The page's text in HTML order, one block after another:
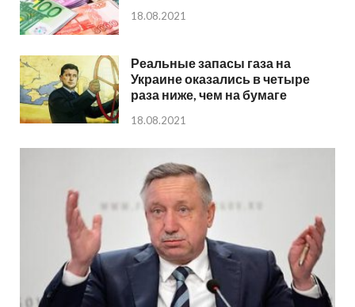
18.08.2021
Реальные запасы газа на
Украине оказались в четыре
раза ниже, чем на бумаге
18.08.2021